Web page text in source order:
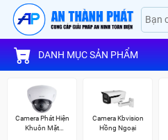
DANH MỤC SẢN PHẨM
Camera Phát Hiện
Khuôn Mặt
Camera Kbvision
Hồng Ngoại